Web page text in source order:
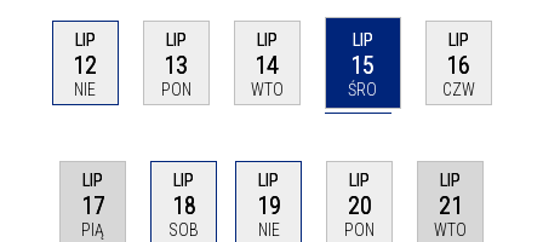
LIP
12
NIE
LIP
13
PON
LIP
14
WTO
LIP
15
ŚRO
LIP
16
CZW
LIP
17
PIĄ
LIP
18
SOB
LIP
19
NIE
LIP
20
PON
LIP
21
WTO